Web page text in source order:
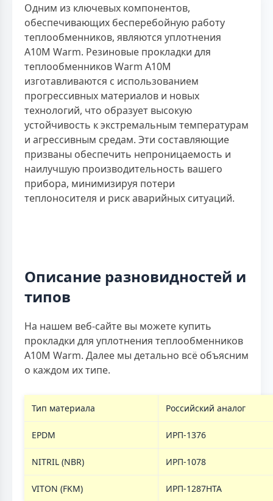
Одним из ключевых компонентов,
обеспечивающих бесперебойную работу
теплообменников, являются уплотнения
A10M Warm. Резиновые прокладки для
теплообменников Warm A10M
изготавливаются с использованием
прогрессивных материалов и новых
технологий, что образует высокую
устойчивость к экстремальным температурам
и агрессивным средам. Эти составляющие
призваны обеспечить непроницаемость и
наилучшую производительность вашего
прибора, минимизируя потери
теплоносителя и риск аварийных ситуаций.
Описание разновидностей и
типов
На нашем веб-сайте вы можете купить
прокладки для уплотнения теплообменников
A10M Warm. Далее мы детально всё объясним
о каждом их типе.
Тип материала Российский аналог
EPDM ИРП-1376
NITRIL (NBR) ИРП-1078
VITON (FKM) ИРП-1287НТА